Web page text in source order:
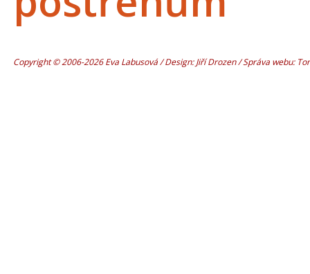
Copyright © 2006-2026 Eva Labusová / Design: Jiří Drozen / Správa webu: